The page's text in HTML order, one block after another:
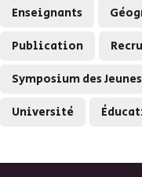
Enseignants
Publication
Symposium des
Université